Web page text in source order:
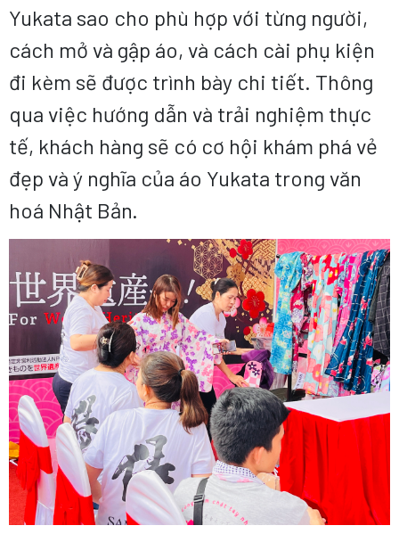
Yukata sao cho phù hợp với từng người,
cách mở và gập áo, và cách cài phụ kiện
đi kèm sẽ được trình bày chi tiết. Thông
qua việc hướng dẫn và trải nghiệm thực
tế, khách hàng sẽ có cơ hội khám phá vẻ
đẹp và ý nghĩa của áo Yukata trong văn
hoá Nhật Bản.